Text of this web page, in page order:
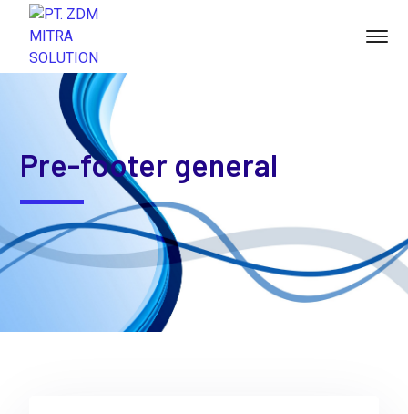
Pre-footer general